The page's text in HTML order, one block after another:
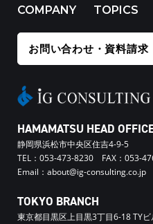
COMPANY
TOPICS
お問い合わせ・資料請求
HAMAMATSU HEAD
静岡県浜松市中央区住吉4-9-5
TEL：053-473-8230 FAX：053-
Email：about@ig-consulting.co.jp
TOKYO BRANCH
東京都目黒区上目黒3丁目6-18 TY